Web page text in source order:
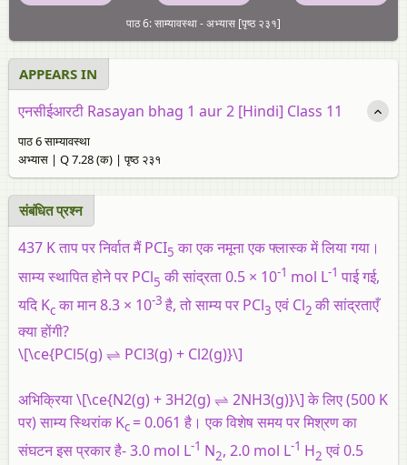
पाठ 6: साम्यावस्था - अभ्यास [पृष्ठ २३१]
APPEARS IN
एनसीईआरटी Rasayan bhag 1 aur 2 [Hindi] Class 11
पाठ 6 साम्यावस्था
अभ्यास | Q 7.28 (क) | पृष्ठ २३१
संबंधित प्रश्‍न
437 K ताप पर निर्वात मैं PCI5 का एक नमूना एक फ्लास्क में लिया गया।
साम्य स्थापित होने पर PCl5 की सांद्रता 0.5 × 10-1 mol L-1पाई गई,
यदि Kcका मान 8.3 × 10-3है, तो साम्य पर PCl3 एवं Cl2 की सांद्रताएँ
क्या होंगी?
\[\ce{PCl5(g) ⇌ PCl3(g) + Cl2(g)}\]
अभिक्रिया \[\ce{N2(g) + 3H2(g) ⇌ 2NH3(g)}\] के लिए (500 K
पर) साम्य स्थिरांक Kc = 0.061 है। एक विशेष समय पर मिश्रण का
संघटन इस प्रकार है- 3.0 mol L-1 N2, 2.0 mol L-1 H2 एवं 0.5